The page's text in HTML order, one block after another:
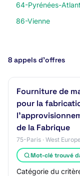
64-Pyrénées-
86-Vienne
8 appels d’offres
Fourniture de
pour la
de la Fabrique
75-Paris · West
Mot-clé trouvé
Catégorie du